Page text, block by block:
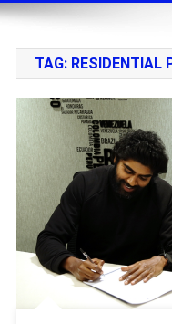
TAG: RESIDENTIAL